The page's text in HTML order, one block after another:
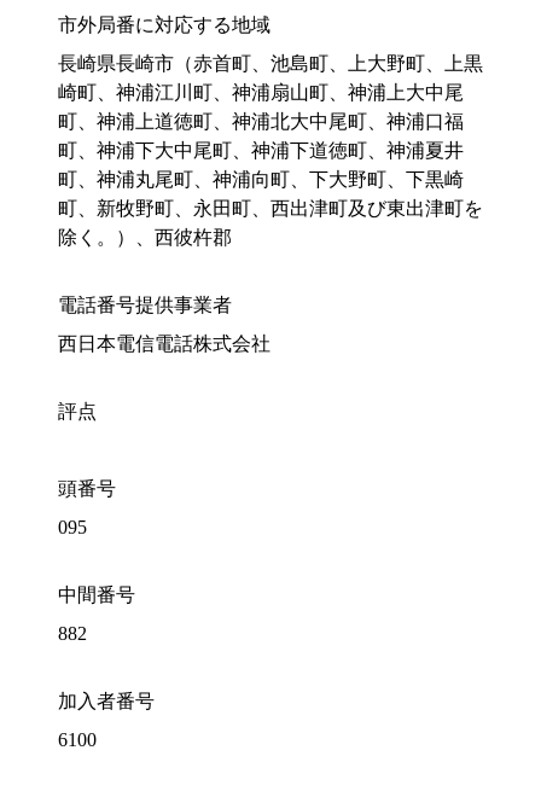
市外局番に対応する地域
長崎県長崎市（赤首町、池島町、上大野町、上黒
崎町、神浦江川町、神浦扇山町、神浦上大中尾
町、神浦上道徳町、神浦北大中尾町、神浦口福
町、神浦下大中尾町、神浦下道徳町、神浦夏井
町、神浦丸尾町、神浦向町、下大野町、下黒崎
町、新牧野町、永田町、西出津町及び東出津町を
除く。）、西彼杵郡
電話番号提供事業者
西日本電信電話株式会社
評点
頭番号
095
中間番号
882
加入者番号
6100